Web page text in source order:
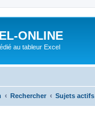
ONLINE
au tableur Excel
Rechercher Sujets actifs